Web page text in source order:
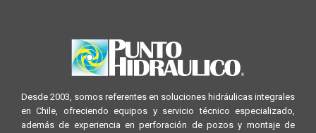
Desde 2003, somos referentes en soluciones hidráulicas integrales
en Chile, ofreciendo equipos y servicio técnico especializado,
además de experiencia en perforación de pozos y montaje de